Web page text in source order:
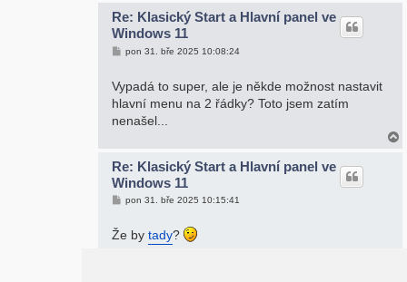
Re: Klasický Start a Hlavní panel ve
Windows 11
P
s
p
ě
e
pon 31. bře 2025 10:08:24
Vypadá to super, ale je někde možnost nastavit
hlavní menu na 2 řádky? Toto jsem zatím
nenašel...
Re: Klasický Start a Hlavní panel ve
Windows 11
P
s
p
pon 31. bře 2025 10:15:41
Že by tady?